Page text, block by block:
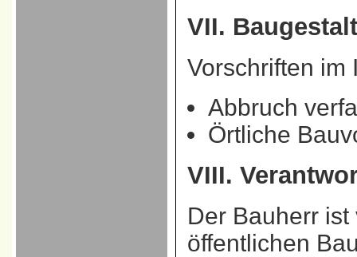
VII.
Vorschriften im
Abbruch
Örtliche
VIII.
Der Bauherr
öffentlichen